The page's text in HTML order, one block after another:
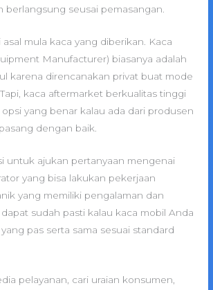
berlangsung seusai pemasangan.
mula kaca yang diberikan. Kaca
Manufacturer) biasanya adalah
karena direncanakan privat buat mode
kaca aftermarket berkualitas tinggi
yang benar kalau ada dari produsen
dengan baik.
untuk ajukan pertanyaan mengenai
yang bisa lakukan pekerjaan
yang memiliki pengalaman dan
sudah pasti kalau kaca mobil Anda
pas serta sama sesuai standard
pelayanan, cari uraian konsumen,